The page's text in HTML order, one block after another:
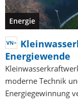
Energie
Energiewende
moderne Technik
Energiegewinnung